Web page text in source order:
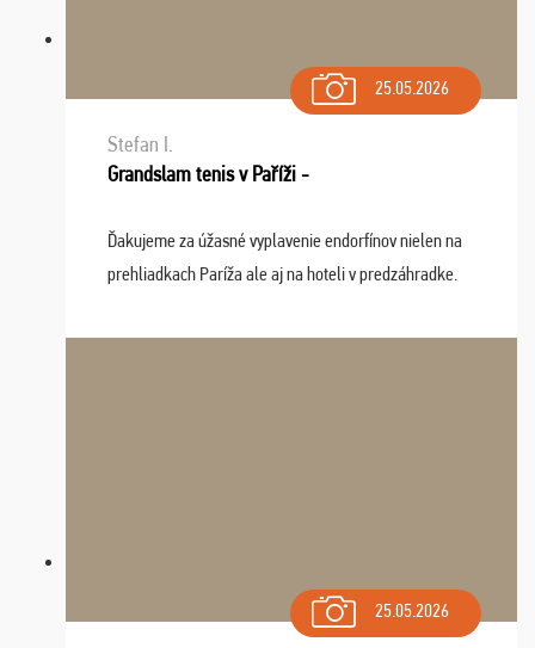
25.05.2026
Stefan I.
Grandslam tenis v Paříži -
Ďakujeme za úžasné vyplavenie endorfínov nielen na
prehliadkach Paríža ale aj na hoteli v predzáhradke.
spomínať a zväžujeme repete budúci rok : ...
25.05.2026